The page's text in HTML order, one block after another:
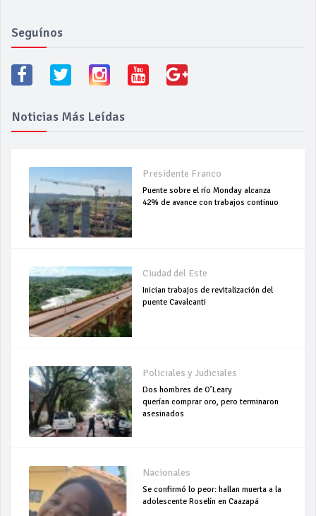
Seguínos
Noticias Más Leídas
Presidente Franco
Puente sobre el río Monday alcanza
42% de avance con trabajos continuo
Ciudad del Este
Inician trabajos de revitalización del
puente Cavalcanti
Policiales y Judiciales
Dos hombres de O’Leary
querían comprar oro, pero terminaron
asesinados
Nacionales
Se confirmó lo peor: hallan muerta a la
adolescente Roselín en Caazapá